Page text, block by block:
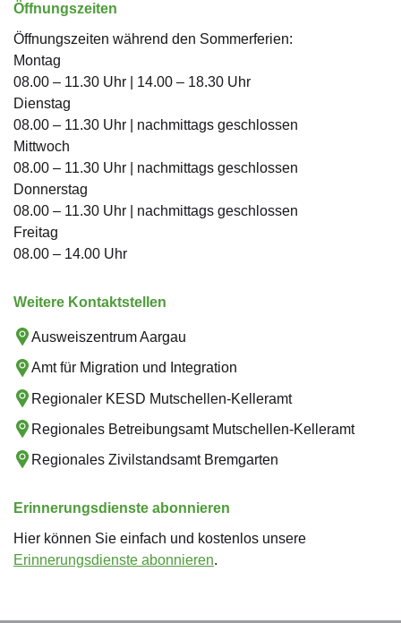
Öffnungszeiten
Öffnungszeiten während den Sommerferien:
Montag
08.00 – 11.30 Uhr | 14.00 – 18.30 Uhr
Dienstag
08.00 – 11.30 Uhr | nachmittags geschlossen
Mittwoch
08.00 – 11.30 Uhr | nachmittags geschlossen
Donnerstag
08.00 – 11.30 Uhr | nachmittags geschlossen
Freitag
08.00 – 14.00 Uhr
Weitere Kontaktstellen
Ausweiszentrum Aargau
Amt für Migration und Integration
Regionaler KESD Mutschellen-Kelleramt
Regionales Betreibungsamt Mutschellen-Kelleramt
Regionales Zivilstandsamt Bremgarten
Erinnerungsdienste abonnieren
Hier können Sie einfach und kostenlos unsere
Erinnerungsdienste abonnieren.